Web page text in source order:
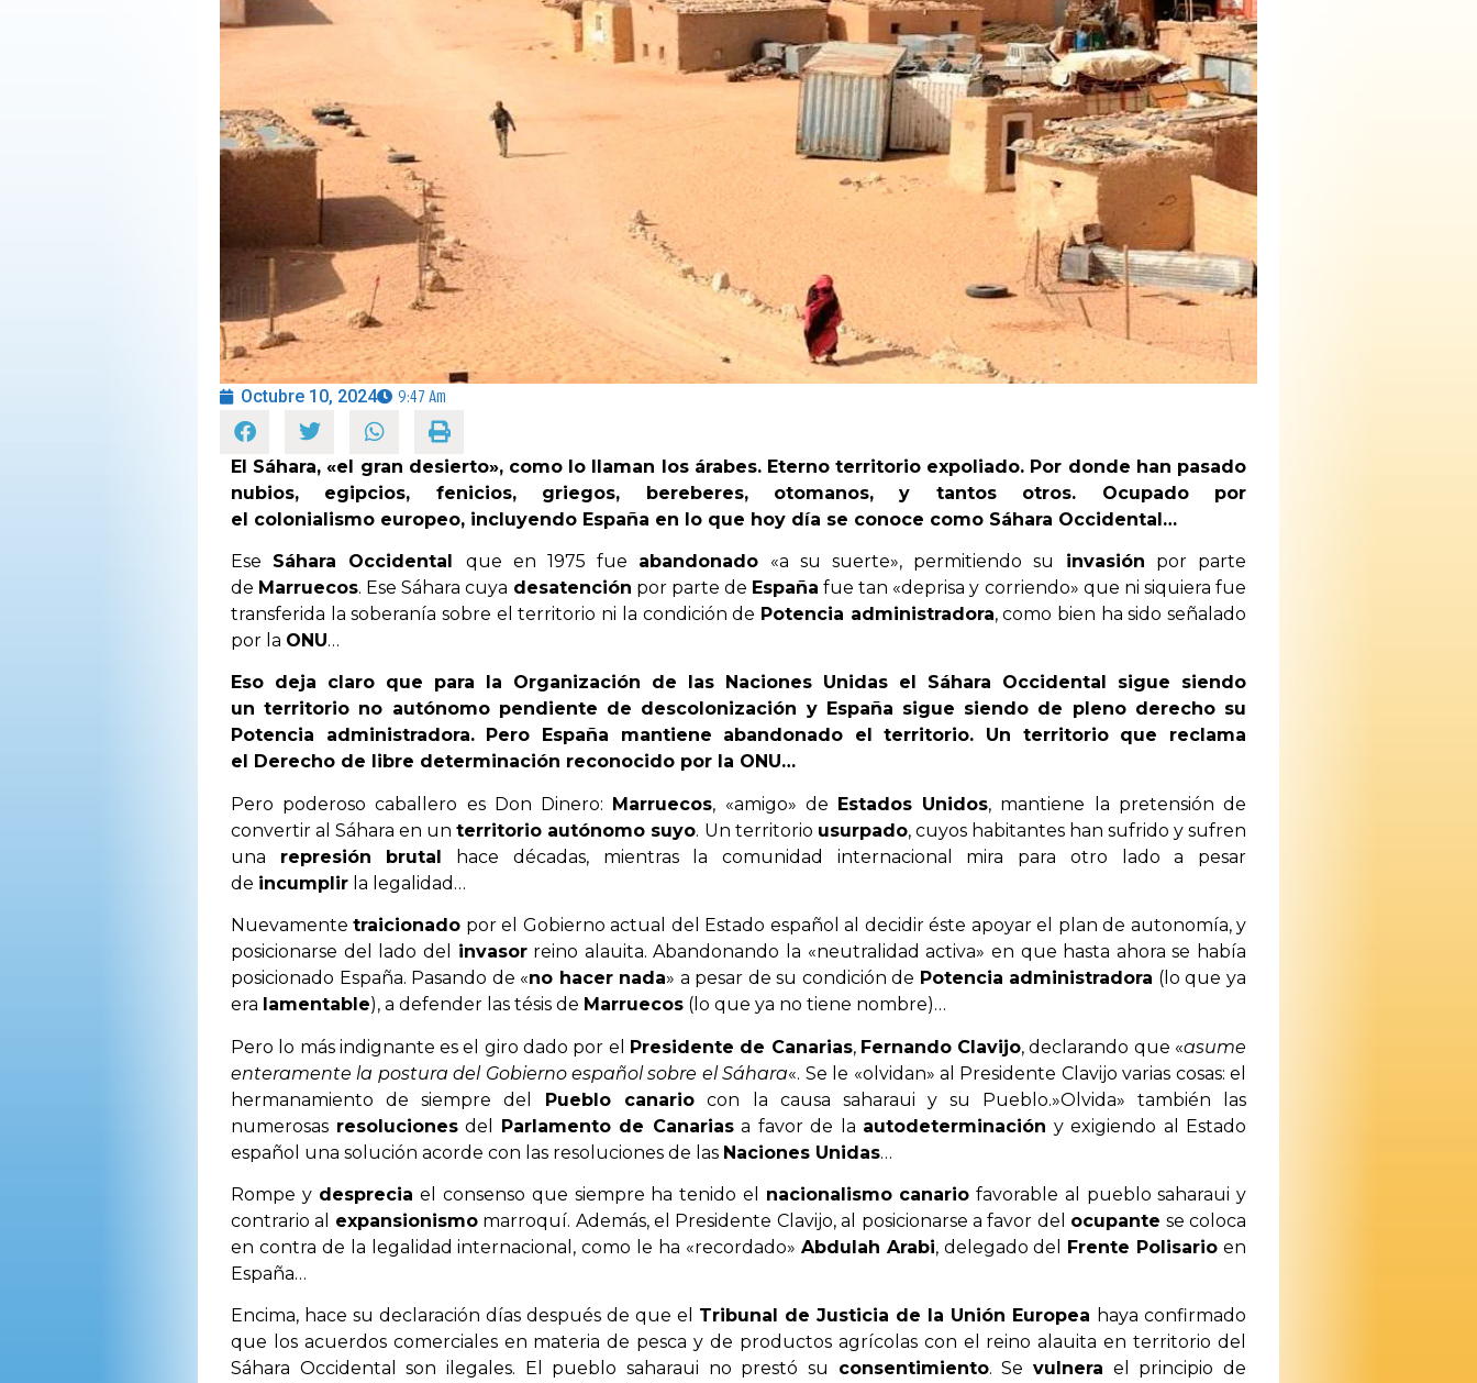
OPINIÓN
Octubre 10, 2024 9:47 Am
El Sáhara, «el gran desierto», como lo llaman los árabes. Eterno territorio expoliado. Por donde han pasado
nubios, egipcios, fenicios, griegos, bereberes, otomanos, y tantos otros. Ocupado por
el colonialismo europeo, incluyendo España en lo que hoy día se conoce como Sáhara Occidental…
Ese Sáhara Occidental que en 1975 fue abandonado «a su suerte», permitiendo su invasión por parte
de Marruecos. Ese Sáhara cuya desatención por parte de España fue tan «deprisa y corriendo» que ni siquiera fue
transferida la soberanía sobre el territorio ni la condición de Potencia administradora, como bien ha sido señalado
por la ONU…
Eso deja claro que para la Organización de las Naciones Unidas el Sáhara Occidental sigue siendo
un territorio no autónomo pendiente de descolonización y España sigue siendo de pleno derecho su
Potencia administradora. Pero España mantiene abandonado el territorio. Un territorio que reclama
el Derecho de libre determinación reconocido por la ONU…
Pero poderoso caballero es Don Dinero: Marruecos, «amigo» de Estados Unidos, mantiene la pretensión de
convertir al Sáhara en unterritorio autónomo suyo. Un territorio usurpado, cuyos habitantes han sufrido y sufren
una represión brutal hace décadas, mientras la comunidad internacional mira para otro lado a pesar
de incumplir la legalidad…
Nuevamentetraicionado por el Gobierno actual del Estado español al decidir éste apoyar el plan de autonomía, y
posicionarse del lado del invasorreino alauita. Abandonando la «neutralidad activa» en que hasta ahora se había
posicionado España. Pasando de «no hacer nada» a pesar de su condición de Potencia administradora (lo que ya
era lamentable), a defender las tésis de Marruecos (lo que ya no tiene nombre)…
Pero lo más indignante es el giro dado por el Presidente de Canarias, Fernando Clavijo, declarando que «asume
enteramente la postura del Gobierno español sobre el Sáhara«. Se le «olvidan» al Presidente Clavijo varias cosas: el
hermanamiento de siempre del
Pueblo canario con la causa saharaui y su Pueblo.»Olvida» también las
numerosas resolucionesdel Parlamento de Canariasa favor de la autodeterminación y exigiendo al Estado
español una solución acorde con las resoluciones de las Naciones Unidas…
Rompe y despreciael consenso que siempre ha tenido el nacionalismo canario favorable al pueblo saharaui y
contrario al expansionismomarroquí. Además, el Presidente Clavijo, al posicionarse a favor del ocupante se coloca
en contra de la legalidad internacional, como le ha «recordado» Abdulah Arabi, delegado del Frente Polisario en
España…
Encima, hace su declaración días después de que el Tribunal de Justicia de la Unión Europea haya confirmado
que los acuerdos comerciales en materia de pesca y de productos agrícolas con el reino alauita en territorio del
Sáhara Occidental son ilegales. El pueblo saharaui no prestó su consentimiento. Sevulnera el principio de